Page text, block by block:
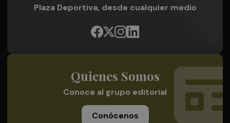
Plaza Deportiva, desde cualquier medio
Quienes Somos
Conoce al grupo editorial
Conócenos